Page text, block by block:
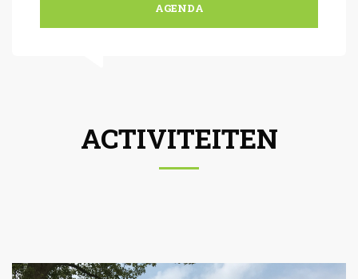
AGENDA
ACTIVITEITEN